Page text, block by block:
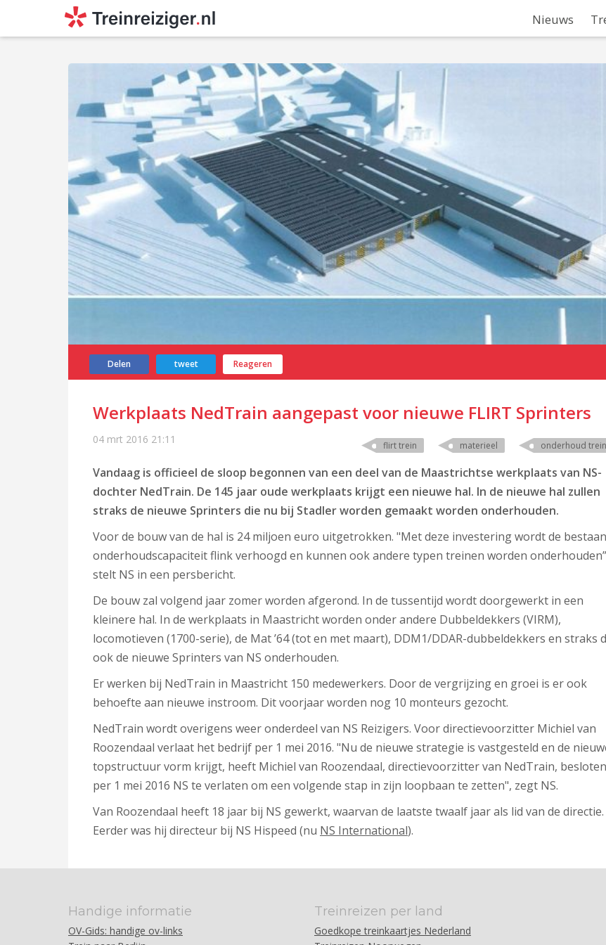
Nieuws
Delen tweet Reageren
Werkplaats NedTrain aangepast voor nieuwe FLIRT Sprinters
04 mrt 2016 21:11 flirt trein materieel onderhoud
Vandaag is officieel de sloop begonnen van een deel van de Maastrichtse werkplaats van NS-
dochter NedTrain. De 145 jaar oude werkplaats krijgt een nieuwe hal. In de nieuwe hal zullen
straks de nieuwe Sprinters die nu bij Stadler worden gemaakt worden onderhouden.
Voor de bouw van de hal is 24 miljoen euro uitgetrokken. "Met deze investering wordt de
onderhoudscapaciteit flink verhoogd en kunnen ook andere typen treinen worden
stelt NS in een persbericht.
De bouw zal volgend jaar zomer worden afgerond. In de tussentijd wordt doorgewerkt in een
kleinere hal. In de werkplaats in Maastricht worden onder andere Dubbeldekkers (VIRM),
locomotieven (1700-serie), de Mat ’64 (tot en met maart), DDM1/DDAR-dubbeldekkers en straks
ook de nieuwe Sprinters van NS onderhouden.
Er werken bij NedTrain in Maastricht 150 medewerkers. Door de vergrijzing en groei is er ook
behoefte aan nieuwe instroom. Dit voorjaar worden nog 10 monteurs gezocht.
NedTrain wordt overigens weer onderdeel van NS Reizigers. Voor directievoorzitter Michiel van
Roozendaal verlaat het bedrijf per 1 mei 2016. "Nu de nieuwe strategie is vastgesteld en de
topstructuur vorm krijgt, heeft Michiel van Roozendaal, directievoorzitter van NedTrain, besloten
per 1 mei 2016 NS te verlaten om een volgende stap in zijn loopbaan te zetten", zegt NS.
Van Roozendaal heeft 18 jaar bij NS gewerkt, waarvan de laatste twaalf jaar als lid van de directie.
Eerder was hij directeur bij NS Hispeed (nu NS International).
Handige informatie
OV-Gids: handige ov-links
Treinreizen per land
Goedkope treinkaartjes Nederland